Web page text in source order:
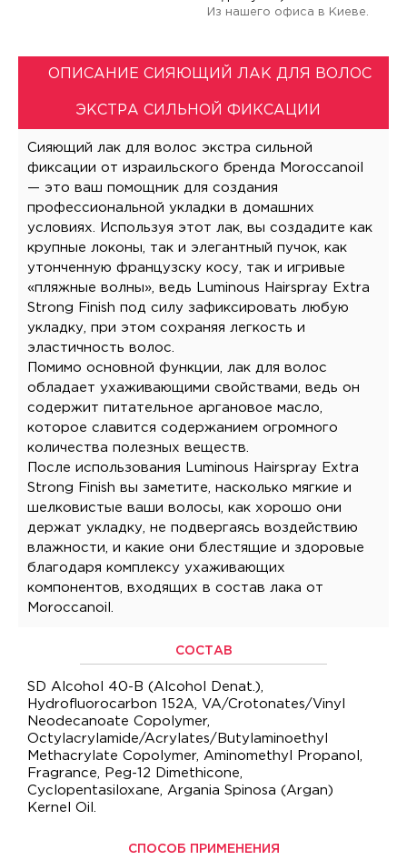
Из нашего офиса в Киеве.
ОПИСАНИЕ СИЯЮЩИЙ ЛАК ДЛЯ ВОЛОС
ЭКСТРА СИЛЬНОЙ ФИКСАЦИИ
Сияющий лак для волос экстра сильной
фиксации от израильского бренда Moroccanoil
— это ваш помощник для создания
профессиональной укладки в домашних
условиях. Используя этот лак, вы создадите как
крупные локоны, так и элегантный пучок, как
утонченную французску косу, так и игривые
«пляжные волны», ведь Luminous Hairspray Extra
Strong Finish под силу зафиксировать любую
укладку, при этом сохраняя легкость и
эластичность волос.
Помимо основной функции, лак для волос
обладает ухаживающими свойствами, ведь он
содержит питательное аргановое масло,
которое славится содержанием огромного
количества полезных веществ.
После использования Luminous Hairspray Extra
Strong Finish вы заметите, насколько мягкие и
шелковистые ваши волосы, как хорошо они
держат укладку, не подвергаясь воздействию
влажности, и какие они блестящие и здоровые
благодаря комплексу ухаживающих
компонентов, входящих в состав лака от
Moroccanoil.
СОСТАВ
SD Alcohol 40-B (Alcohol Denat.),
Hydrofluorocarbon 152A, VA/Crotonates/Vinyl
Neodecanoate Copolymer,
Octylacrylamide/Acrylates/Butylaminoethyl
Methacrylate Copolymer, Aminomethyl Propanol,
Fragrance, Peg-12 Dimethicone,
Cyclopentasiloxane, Argania Spinosa (Argan)
Kernel Oil.
СПОСОБ ПРИМЕНЕНИЯ